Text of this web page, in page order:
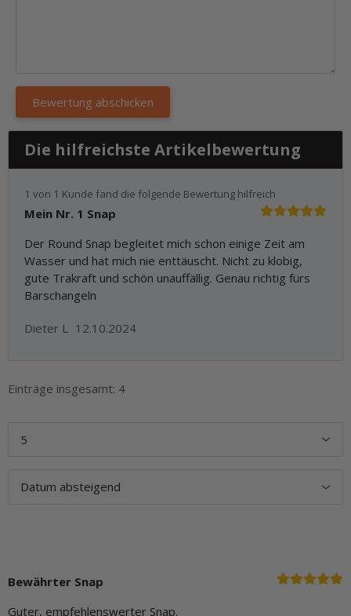
Die hilfreichste Artikelbewertung
1 von 1 Kunde fand die folgende Bewertung hilfreich
Mein Nr. 1 Snap
Der Round Snap begleitet mich schon einige Zeit am
Wasser und hat mich nie enttäuscht. Nicht zu klobig,
gute Trakraft und schön unauffällig. Genau richtig fürs
Barschangeln
Dieter L 12.10.2024
Einträge insgesamt: 4
Bewährter Snap
Guter, empfehlenswerter Snap.